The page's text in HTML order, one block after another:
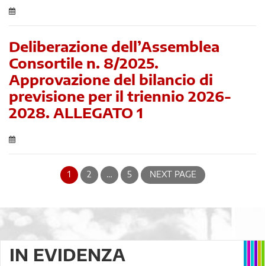
Deliberazione dell’Assemblea
Consortile n. 8/2025.
Approvazione del bilancio di
previsione per il triennio 2026-
2028. ALLEGATO 1
1 2 … 5 NEXT PAGE
IN EVIDENZA